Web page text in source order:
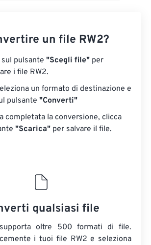
un file RW2?
sul pulsante "Scegli file" per
i file RW2.
un formato di destinazione e
pulsante "Converti"
completata la conversione, clicca
"Scarica" ​​per salvare il file.
qualsiasi file
supporta oltre 500 formati di file.
i tuoi file RW2 e seleziona